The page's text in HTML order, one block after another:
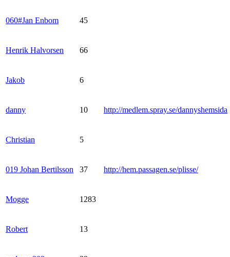
060#Jan Enbom 45
Henrik Halvorsen 66
Jakob 6
danny 10 http://medlem.spray.se/dannyshemsida
Christian 5
019 Johan Bertilsson 37 http://hem.passagen.se/plisse/
Mogge 1283
Robert 13